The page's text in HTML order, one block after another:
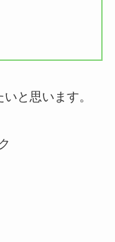
と思います。